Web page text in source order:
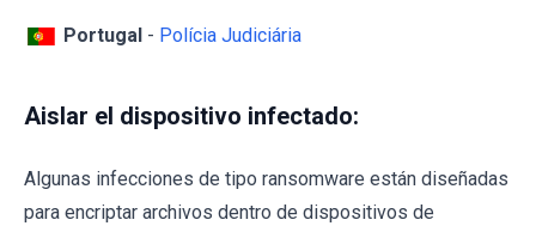
Portugal - Polícia Judiciária
Aislar el dispositivo infectado:
Algunas infecciones de tipo ransomware están diseñadas
para encriptar archivos dentro de dispositivos de